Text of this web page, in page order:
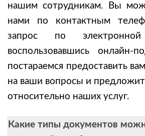
нашим сотрудникам. Вы
нами по контактным
запрос по
воспользовавшись онлайн-
постараемся предоставить
на ваши вопросы и
относительно наших услуг.
Какие типы документов